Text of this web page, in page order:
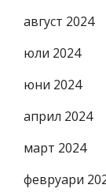
август 2024
юли 2024
юни 2024
април 2024
март 2024
февруари